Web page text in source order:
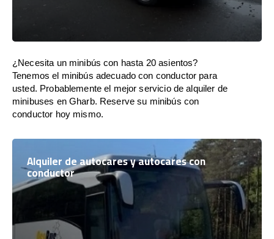
¿Necesita un minibús con hasta 20 asientos?
Tenemos el minibús adecuado con conductor para
usted. Probablemente el mejor servicio de alquiler de
minibuses en Gharb. Reserve su minibús con
conductor hoy mismo.
Alquiler de autocares y autocares con
conductor